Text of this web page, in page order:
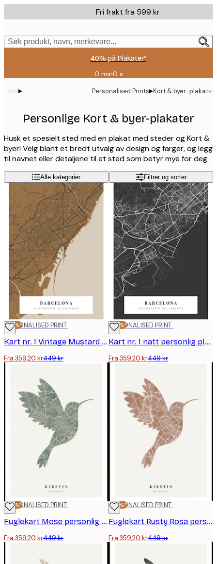
to
content.
Fri frakt fra 599 kr
Søk produkt, navn, merkevare...
40% på Plakater*
0 min0 s
Gyldig
og
2026-
08-
▸ Personalised Prints▸Kort & byer-plakater
Personlige Kort & byer-plakater
Husk et spesielt sted med en plakat med steder og Kort &
byer! Velg blant et bredt utvalg av design og farger, og legg
til navnet eller detaljene til et sted som betyr mye for deg
Alle kategorier Filtrer og sorter
-20%*
PERSONALISED PRINT
Kart nr. 1 Vintage Mustard personlig plakat
Fra 359,20 kr449 kr
-20%*
PERSONALISED PRINT
Kart nr. 1 natt personlig plakat
Fra 359,20 kr449 kr
-20%*
PERSONALISED PRINT
Fuglekart Mose personlig plakat
Fra 359,20 kr449 kr
-20%*
PERSONALISED PRINT
Fuglekart Rusty Rosa personlig plakat
Fra 359,20 kr449 kr